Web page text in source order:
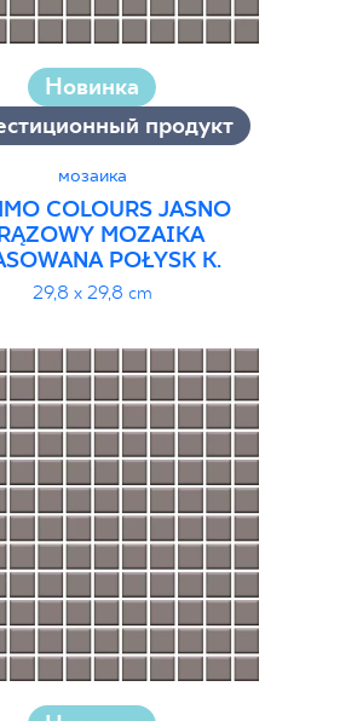
Новинка
продукт
мозаика
COLOURS JASNO
MOZAIKA
POŁYSK K.
29,8 x 29,8 cm